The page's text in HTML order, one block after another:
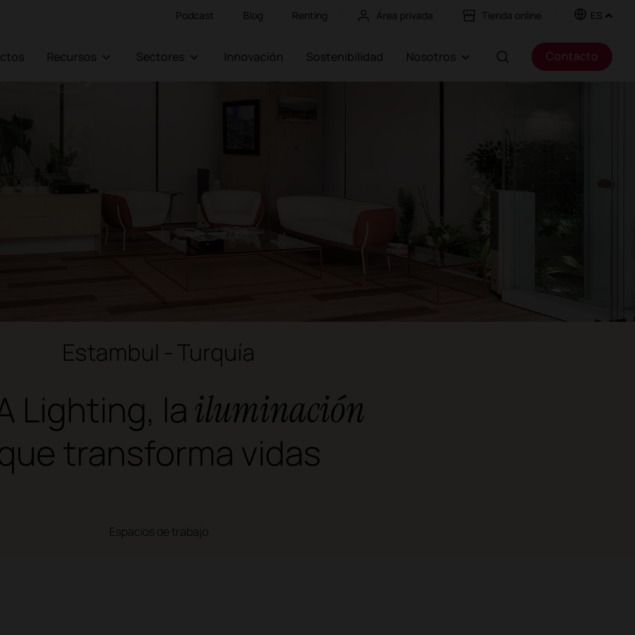
Podcast Blog Renting Área privada Tienda online ES
Recursos Sectores Innovación Sostenibilidad Nosotros Contacto
Estambul - Turquía
Lighting, la iluminación
transforma vidas
Espacios de trabajo